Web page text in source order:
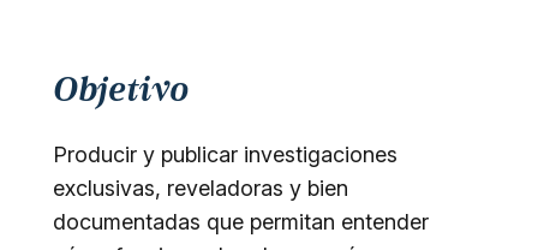
Objetivo
Producir y publicar investigaciones
exclusivas, reveladoras y bien
documentadas que permitan entender